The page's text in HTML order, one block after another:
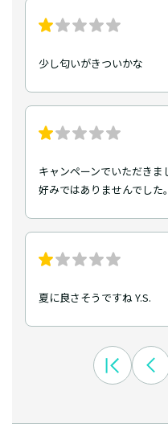
少し匂いがきついかな
キャンペーンでいただき
好みではありませんでした
夏に良さそうですね Y.S.